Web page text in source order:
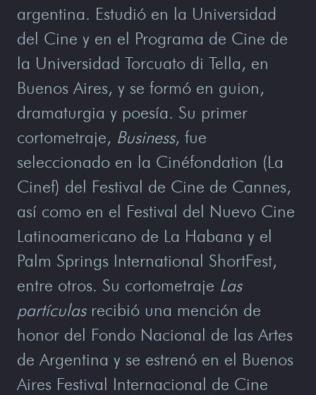
argentina. Estudió en la Universidad
del Cine y en el Programa de Cine de
la Universidad Torcuato di Tella, en
Buenos Aires, y se formó en guion,
dramaturgia y poesía. Su primer
cortometraje, Business, fue
seleccionado en la Cinéfondation (La
Cinef) del Festival de Cine de Cannes,
así como en el Festival del Nuevo Cine
Latinoamericano de La Habana y el
Palm Springs International ShortFest,
entre otros. Su cortometraje Las
partículasrecibió una mención de
honor del Fondo Nacional de las Artes
de Argentina y se estrenó en el Buenos
Aires Festival Internacional de Cine